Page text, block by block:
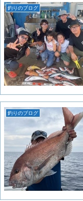
釣りのブログ
釣りのブログ